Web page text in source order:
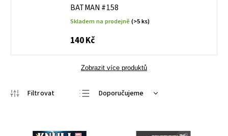
BATMAN #158
Skladem na prodejně(>5 ks)
140 Kč
Zobrazit více produktů
Doporučujeme